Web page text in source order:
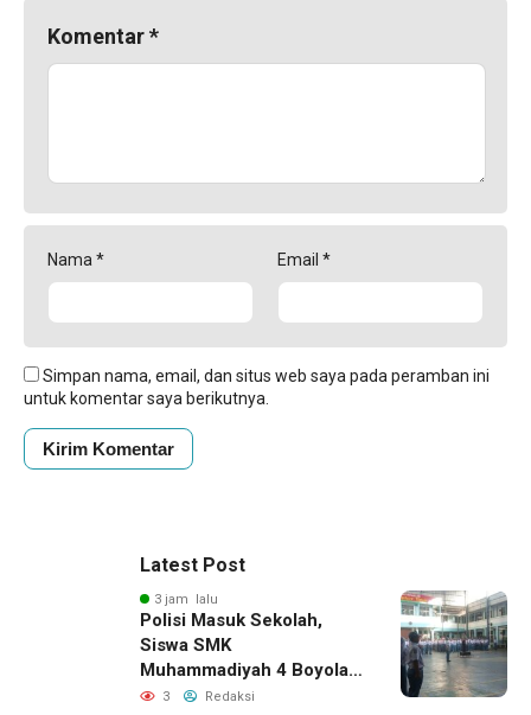
Komentar*
Nama * Email *
Simpan nama, email, dan situs web saya pada peramban ini
untuk komentar saya berikutnya.
Latest Post
3 jam lalu
Polisi Masuk Sekolah,
Siswa SMK
Muhammadiyah 4 Boyolali
Diingatkan Jauhi Tawuran
3 Redaksi